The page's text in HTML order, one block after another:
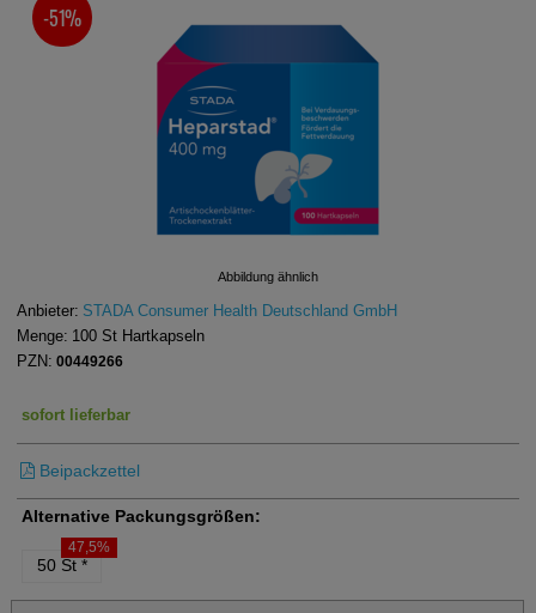
Abbildung ähnlich
SIE SPAREN
-51%
Anbieter: STADA Consumer Health Deutschland GmbH
Menge: 100 St Hartkapseln
PZN: 00449266
sofort lieferbar
Beipackzettel
Alternative Packungsgrößen:
50 St *
47,5%